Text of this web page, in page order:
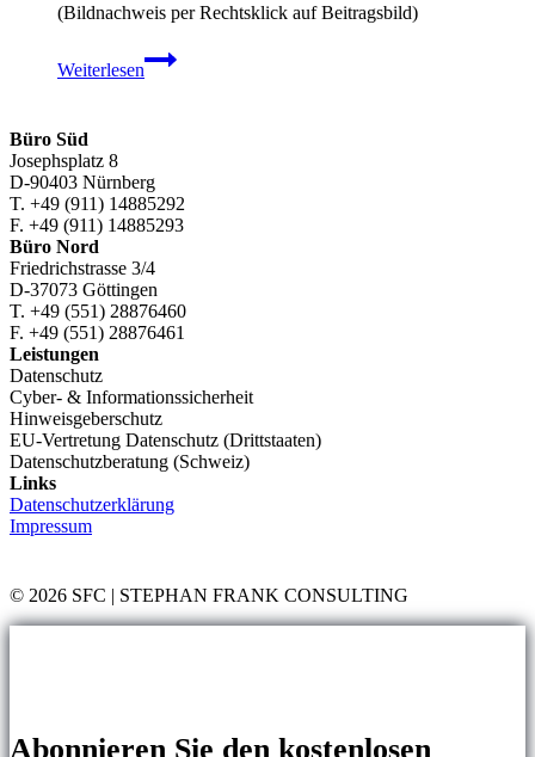
(Bildnachweis per Rechtsklick auf Beitragsbild)
Weiterlesen
Microsoft
Defender:
gefährliche
zoom.us
festgestellt
Büro Süd
Josephsplatz 8
D-90403 Nürnberg
T. +49 (911) 14885292
F. +49 (911) 14885293
Büro Nord
Friedrichstrasse 3/4
D-37073 Göttingen
T. +49 (551) 28876460
F. +49 (551) 28876461
Leistungen
Datenschutz
Cyber- & Informationssicherheit
Hinweisgeberschutz
EU-Vertretung Datenschutz (Drittstaaten)
Datenschutzberatung (Schweiz)
Links
Datenschutzerklärung
Impressum
© 2026 SFC | STEPHAN FRANK CONSULTING
Abonnieren Sie den kostenlosen